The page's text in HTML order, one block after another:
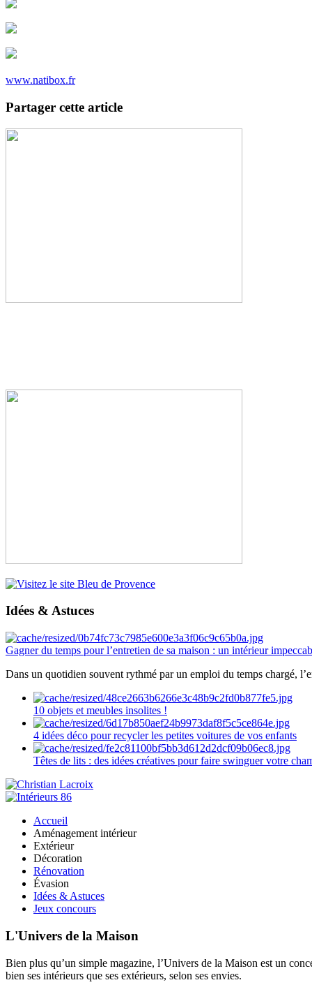
www.natibox.fr
Partager cette article
Idées & Astuces
Gagner du temps pour l’entretien de sa maison : un intérieur
Dans un quotidien souvent rythmé par un emploi du temps chargé,
10 objets et meubles insolites !
4 idées déco pour recycler les petites voitures de vos enfants
Têtes de lits : des idées créatives pour faire swinguer votre
Accueil
Aménagement intérieur
Extérieur
Décoration
Rénovation
Évasion
Idées & Astuces
Jeux concours
L'Univers de la Maison
Bien plus qu’un simple magazine, l’Univers de la Maison est un
bien ses intérieurs que ses extérieurs, selon ses envies.